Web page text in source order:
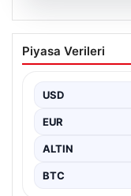
05.08.2026
Mersin’de
Patlaması:
19 Eylül 2023
Piyasa Verileri
USD
EUR
ALTIN
BTC